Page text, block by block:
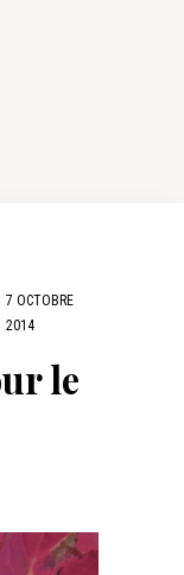
7 OCTOBRE
2014
le